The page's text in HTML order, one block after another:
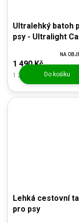
Ultralehký batoh
psy - Ultralight
1 231,40 Kč bez DPH
1 490 Kč
NA
Do košíku
Lehká cestovní
pro psy